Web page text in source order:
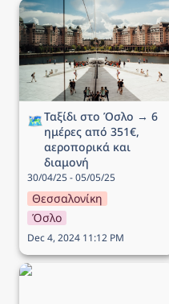
Ταξίδι στο Όσλο → 6
ημέρες από 351€,
αεροπορικά και διαμονή
🗺️Ταξίδι στο Όσλο → 6
ημέρες από 351€,
αεροπορικά και
διαμονή
30/04/25 - 05/05/25
Θεσσαλονίκη
Όσλο
Dec 4, 2024 11:12 PM
Ταξίδι στο Λονδίνο → 4